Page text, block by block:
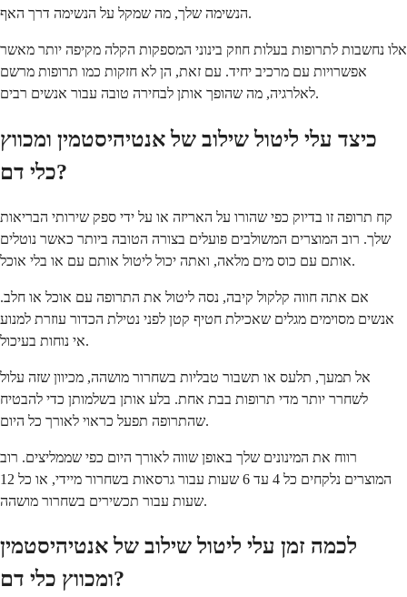
הנשימה שלך, מה שמקל על הנשימה דרך האף.
אלו נחשבות לתרופות בעלות חוזק בינוני המספקות הקלה מקיפה יותר מאשר
אפשרויות עם מרכיב יחיד. עם זאת, הן לא חזקות כמו תרופות מרשם
לאלרגיה, מה שהופך אותן לבחירה טובה עבור אנשים רבים.
כיצד עלי ליטול שילוב של אנטיהיסטמין ומכווץ
כלי דם?
קח תרופה זו בדיוק כפי שהורו על האריזה או על ידי ספק שירותי הבריאות
שלך. רוב המוצרים המשולבים פועלים בצורה הטובה ביותר כאשר נוטלים
אותם עם כוס מים מלאה, ואתה יכול ליטול אותם עם או בלי אוכל.
אם אתה חווה קלקול קיבה, נסה ליטול את התרופה עם אוכל או חלב.
אנשים מסוימים מגלים שאכילת חטיף קטן לפני נטילת הכדור עוזרת למנוע
אי נוחות בעיכול.
אל תמעך, תלעס או תשבור טבליות בשחרור מושהה, מכיוון שזה עלול
לשחרר יותר מדי תרופות בבת אחת. בלע אותן בשלמותן כדי להבטיח
שהתרופה תפעל כראוי לאורך כל היום.
רווח את המינונים שלך באופן שווה לאורך היום כפי שממליצים. רוב
המוצרים נלקחים כל 4 עד 6 שעות עבור גרסאות בשחרור מיידי, או כל 12
שעות עבור תכשירים בשחרור מושהה.
לכמה זמן עלי ליטול שילוב של אנטיהיסטמין
ומכווץ כלי דם?